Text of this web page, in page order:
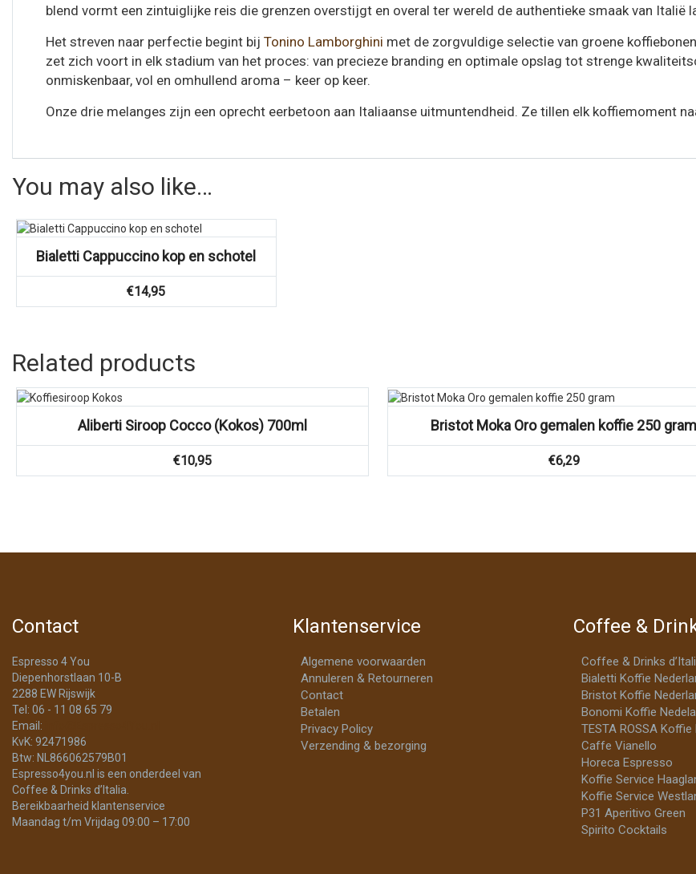
blend vormt een zintuiglijke reis die grenzen overstijgt en overal ter wereld de authentieke smaak van Italië
Het streven naar perfectie begint bij Tonino Lamborghini met de zorgvuldige selectie van groene
zet zich voort in elk stadium van het proces: van precieze branding en optimale opslag tot strenge
onmiskenbaar, vol en omhullend aroma – keer op keer.
Onze drie melanges zijn een oprecht eerbetoon aan Italiaanse uitmuntendheid. Ze tillen elk koffiemoment
You may also like…
Bialetti Cappuccino kop en schotel
€14,95
Related products
Aliberti Siroop Cocco (Kokos) 700ml
€10,95
Vergelijk
Bristot Moka Oro gemalen koffie 250 gram
€6,29
Vergelijk
Contact
Espresso 4 You
Diepenhorstlaan 10-B
2288 EW Rijswijk
Tel: 06 - 11 08 65 79
Email:
KvK: 92471986
Btw: NL866062579B01
Espresso4you.nl is een onderdeel van
Coffee & Drinks d’Italia.
Bereikbaarheid klantenservice
Maandag t/m Vrijdag 09:00 – 17:00
Klantenservice
Algemene voorwaarden
Annuleren & Retourneren
Contact
Betalen
Privacy Policy
Verzending & bezorging
Coffee &
Coffee & Drinks
Bialetti Koffie
Bristot Koffie
Bonomi Koffie
TESTA ROSSA Koffie
Caffe Vianello
Horeca Espresso
Koffie Service
Koffie Service
P31 Aperitivo Green
Spirito Cocktails